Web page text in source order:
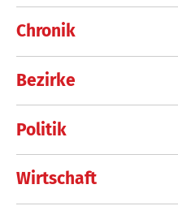
Chronik
Bezirke
Politik
Wirtschaft